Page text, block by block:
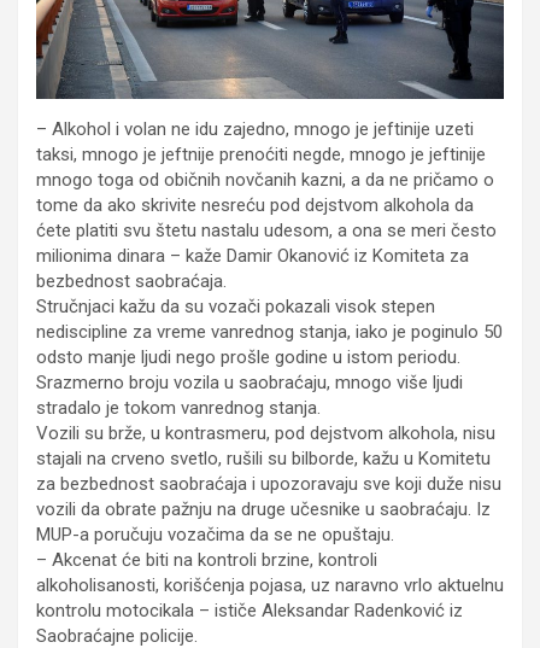
– Alkohol i volan ne idu zajedno, mnogo je jeftinije uzeti
taksi, mnogo je jeftnije prenoćiti negde, mnogo je jeftinije
mnogo toga od običnih novčanih kazni, a da ne pričamo o
tome da ako skrivite nesreću pod dejstvom alkohola da
ćete platiti svu štetu nastalu udesom, a ona se meri često
milionima dinara – kaže Damir Okanović iz Komiteta za
bezbednost saobraćaja.
Stručnjaci kažu da su vozači pokazali visok stepen
nediscipline za vreme vanrednog stanja, iako je poginulo 50
odsto manje ljudi nego prošle godine u istom periodu.
Srazmerno broju vozila u saobraćaju, mnogo više ljudi
stradalo je tokom vanrednog stanja.
Vozili su brže, u kontrasmeru, pod dejstvom alkohola, nisu
stajali na crveno svetlo, rušili su bilborde, kažu u Komitetu
za bezbednost saobraćaja i upozoravaju sve koji duže nisu
vozili da obrate pažnju na druge učesnike u saobraćaju. Iz
MUP-a poručuju vozačima da se ne opuštaju.
– Akcenat će biti na kontroli brzine, kontroli
alkoholisanosti, korišćenja pojasa, uz naravno vrlo aktuelnu
kontrolu motocikala – ističe Aleksandar Radenković iz
Saobraćajne policije.